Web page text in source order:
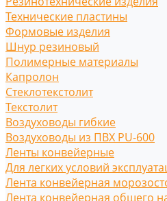
Технические пластины
Формовые изделия
Шнур резиновый
Полимерные материалы
Капролон
Стеклотекстолит
Текстолит
Воздуховоды гибкие
Воздуховоды из ПВХ PU-600
Ленты конвейерные
Для легких условий
Лента конвейерная
Лента конвейерная общего